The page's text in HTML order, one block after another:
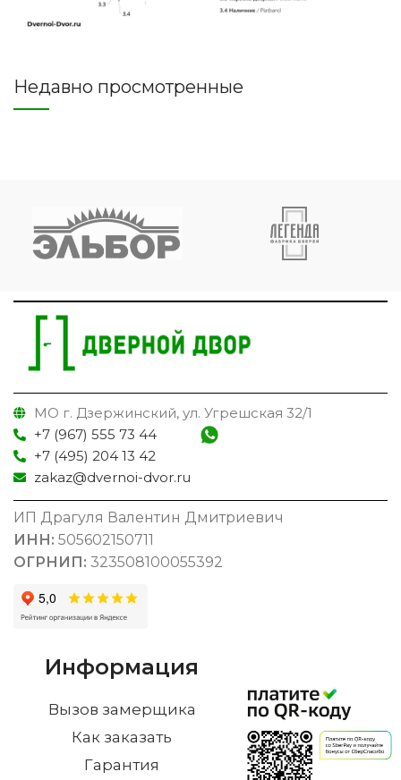
Недавно просмотренные
МО г. Дзержинский, ул. Угрешская 32/1
+7 (967) 555 73 44
+7 (495) 204 13 42
zakaz@dvernoi-dvor.ru
ИП Драгуля Валентин Дмитриевич
ИНН: 505602150711
ОГРНИП: 323508100055392
Информация
Вызов замерщика
Как заказать
Гарантия